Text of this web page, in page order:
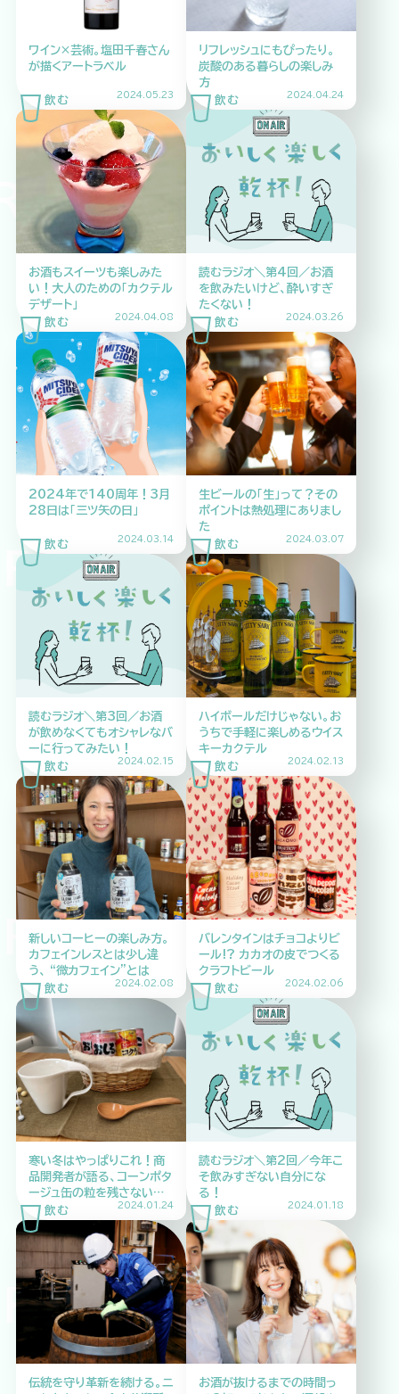
おでかけ 浅草
みんなで乾杯 アサヒのひと図鑑
エノテカ
スマホ写真
HOME ABOUT ARTICLE
公式Xアカウント
アサヒグループ公式チャンネル
公式アカウント一覧
企業情報 ニュースリリース
プライバシーポリシー 推奨環境
ご利用規約
DRINK
DRINK
DRINK
DRINK
ワイン×芸術。塩田千春さん
が描くアートラベル
2024.05.23
リフレッシュにもぴったり。
炭酸のある暮らしの楽しみ
方
2024.04.24
お酒もスイーツも楽しみた
い！大人のための「カクテル
デザート」
2024.04.08
読むラジオ＼第4回／お酒
を飲みたいけど、酔いすぎ
たくない！
2024.03.26
2024年で140周年！3月
28日は「三ツ矢の日」
2024.03.14
生ビールの「生」って？その
ポイントは熱処理にありまし
た
2024.03.07
読むラジオ＼第3回／お酒
が飲めなくてもオシャレなバ
ーに行ってみたい！
2024.02.15
ハイボールだけじゃない。お
うちで手軽に楽しめるウイス
キーカクテル
2024.02.13
新しいコーヒーの楽しみ方。
カフェインレスとは少し違
う、 “微カフェイン”とは
2024.02.08
バレンタインはチョコよりビ
ール!? カカオの皮でつくる
クラフトビール
2024.02.06
寒い冬はやっぱりこれ！商
品開発者が語る、コーンポタ
ージュ缶の粒を残さない方
法とは？
2024.01.24
読むラジオ＼第2回／今年こ
そ飲みすぎない自分にな
る！
2024.01.18
伝統を守り革新を続ける。ニ
お酒が抜けるまでの時間っ